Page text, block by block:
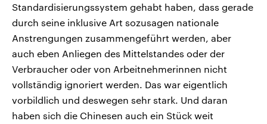
Standardisierungssystem gehabt haben, dass gerade
durch seine inklusive Art sozusagen nationale
Anstrengungen zusammengeführt werden, aber
auch eben Anliegen des Mittelstandes oder der
Verbraucher oder von Arbeitnehmerinnen nicht
vollständig ignoriert werden. Das war eigentlich
vorbildlich und deswegen sehr stark. Und daran
haben sich die Chinesen auch ein Stück weit